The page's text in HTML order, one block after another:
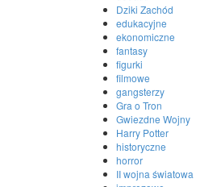
Dziki Zachód
edukacyjne
ekonomiczne
fantasy
figurki
filmowe
gangsterzy
Gra o Tron
Gwiezdne Wojny
Harry Potter
historyczne
horror
II wojna światowa